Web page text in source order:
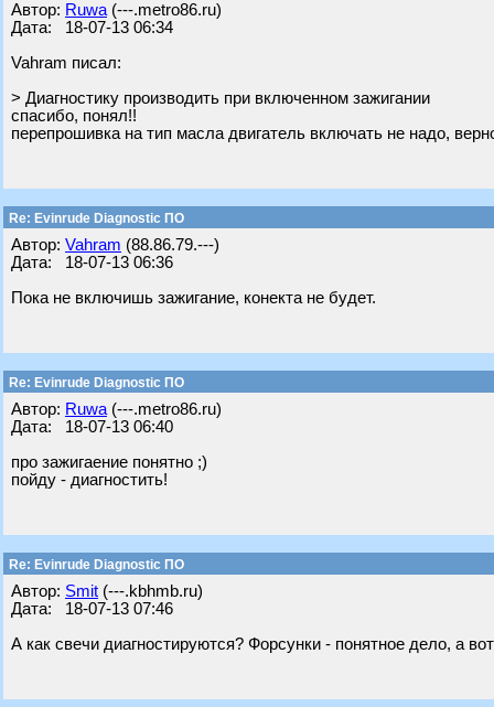
Автор: Ruwa (---.metro86.ru)
Дата: 18-07-13 06:34
Vahram писал:
> Диагностику производить при включенном зажигании
спасибо, понял!!
перепрошивка на тип масла двигатель включать не надо,
Re: Evinrude Diagnostic ПО
Автор: Vahram (88.86.79.---)
Дата: 18-07-13 06:36
Пока не включишь зажигание, конекта не будет.
Re: Evinrude Diagnostic ПО
Автор: Ruwa (---.metro86.ru)
Дата: 18-07-13 06:40
про зажигаение понятно ;)
пойду - диагностить!
Re: Evinrude Diagnostic ПО
Автор: Smit (---.kbhmb.ru)
Дата: 18-07-13 07:46
А как свечи диагностируются? Форсунки - понятное дело, а